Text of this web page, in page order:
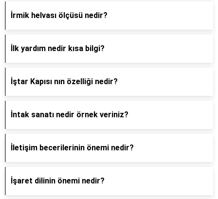
İrmik helvası ölçüsü nedir?
İlk yardım nedir kısa bilgi?
İştar Kapısı nın özelliği nedir?
İntak sanatı nedir örnek veriniz?
İletişim becerilerinin önemi nedir?
İşaret dilinin önemi nedir?